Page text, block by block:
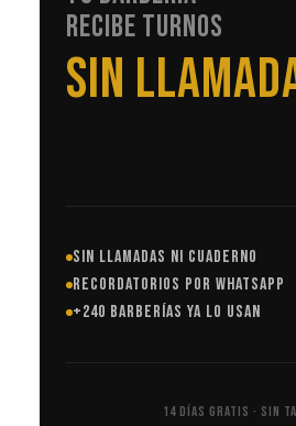
RECIBE TURNOS
EN
SIN LLAMADAS NI CUADERNO
RECORDATORIOS POR WHATSAPP
+240 BARBERÍAS YA LO USAN
14 DÍAS GRATIS · SIN